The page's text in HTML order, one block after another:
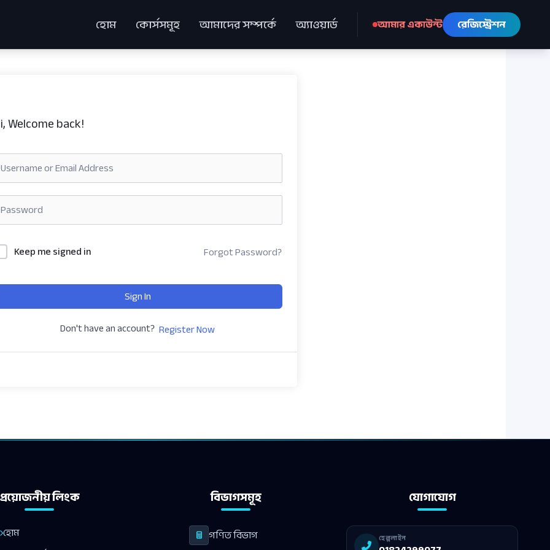
হোম কোর্সসমূহ আমাদের সম্পর্কে অ্যাওয়ার্ড আমার একাউন্ট রেজিস্ট্রেশন
Welcome back!
Keep me signed in Forgot Password?
Sign In
Don't have an account? Register Now
প্রয়োজনীয় লিংক
হোম
বিভাগসমূহ
গণিত বিভাগ
যোগাযোগ
হেল্পলাইন